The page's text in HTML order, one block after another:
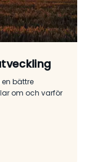
bättre
om och varför